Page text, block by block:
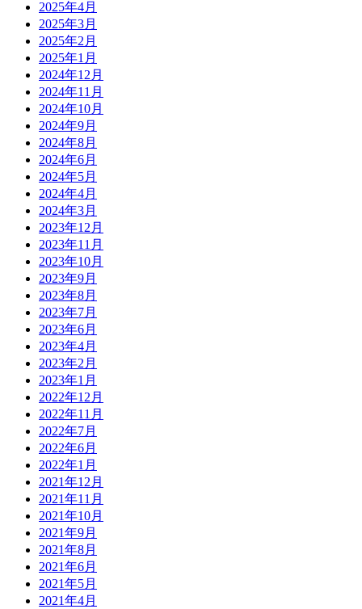
2025年4月
2025年3月
2025年2月
2025年1月
2024年12月
2024年11月
2024年10月
2024年9月
2024年8月
2024年6月
2024年5月
2024年4月
2024年3月
2023年12月
2023年11月
2023年10月
2023年9月
2023年8月
2023年7月
2023年6月
2023年4月
2023年2月
2023年1月
2022年12月
2022年11月
2022年7月
2022年6月
2022年1月
2021年12月
2021年11月
2021年10月
2021年9月
2021年8月
2021年6月
2021年5月
2021年4月